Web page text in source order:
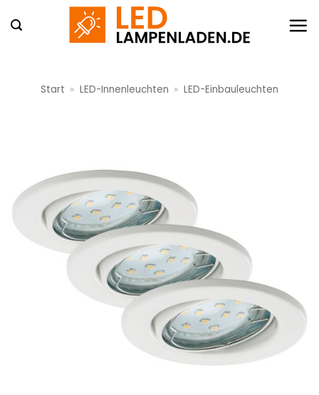
Inhalt
Start » LED-Innenleuchten » LED-Einbauleuchten